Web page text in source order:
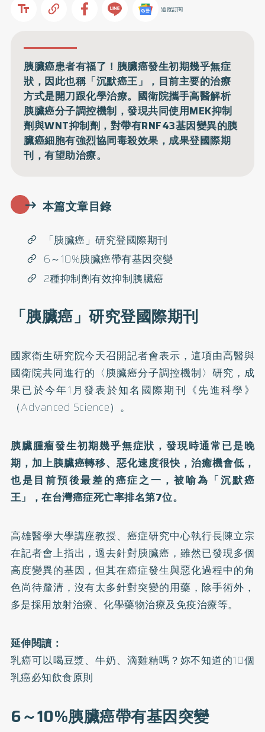
追蹤訂閱
胰臟癌患者有福了！胰臟癌發生初期幾乎無症
狀，因此也稱「沉默癌王」，目前主要的治療
方式是開刀跟化學治療。國衛院攜手高醫解析
胰臟癌分子調控機制，發現共同使用MEK抑制
劑與WNT抑制劑，對帶有RNF43基因變異的胰
臟癌細胞有強烈協同毒殺效果，成果登國際期
刊，有望助治療。
本篇文章目錄
「胰臟癌」研究登國際期刊
6～10%胰臟癌帶有基因突變
2種抑制劑有效抑制胰臟癌
「胰臟癌」研究登國際期刊
國家衛生研究院今天召開記者會表示，這項由高醫與
國衛院共同進行的 〈胰臟癌分子調控機制〉研究 ，成
果已於今年1月發表於知名國際期刊《先進科學》
（Advanced Science）。
胰臟腫瘤發生初期幾乎無症狀，發現時通常已是晚
期，加上胰臟癌轉移、惡化速度很快，治癒機會低，
也是目前預後最差的癌症之一，被喻為「沉默癌
王」，在台灣癌症死亡率排名第7位。
高雄醫學大學講座教授、癌症研究中心執行長陳立宗
在記者會上指出，過去針對胰臟癌，雖然已發現多個
高度變異的基因，但其在癌症發生與惡化過程中的角
色尚待釐清，沒有太多針對突變的用藥，除手術外，
多是採用放射治療、化學藥物治療及免疫治療等。
延伸閱讀：
乳癌可以喝豆漿、牛奶、滴雞精嗎？妳不知道的10個
乳癌必知飲食原則
6～10%胰臟癌帶有基因突變